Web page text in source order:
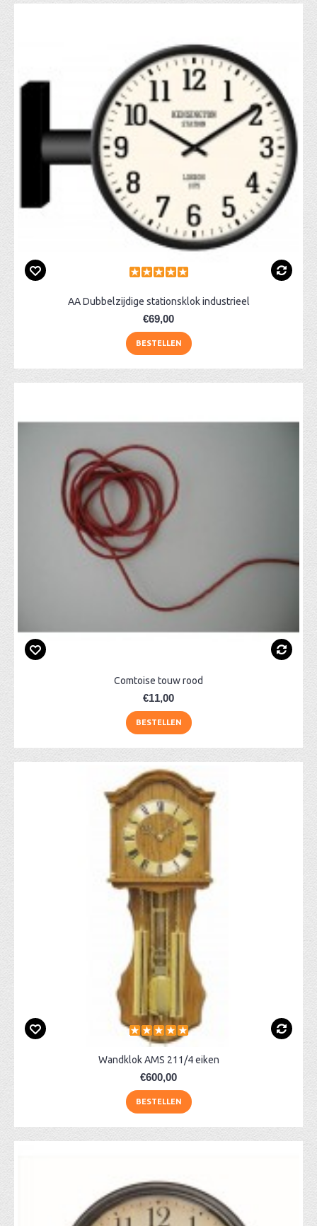
AA Dubbelzijdige stationsklok industrieel
€69,00
BESTELLEN
Comtoise touw rood
€11,00
BESTELLEN
Wandklok AMS 211/4 eiken
€600,00
BESTELLEN